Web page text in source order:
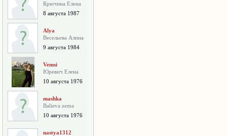
Крючина Елена
8 августа 1987
Alya
Весельева Алина
9 августа 1984
Vemsi
Юревич Елена
10 августа 1976
mashka
Balieva zema
10 августа 1976
nastya1312